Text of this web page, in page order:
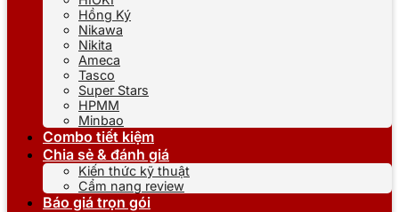
Hồng Ký
Nikawa
Nikita
Ameca
Tasco
Super Stars
HPMM
Minbao
Combo tiết kiệm
Chia sẻ & đánh giá
Kiến thức kỹ thuật
Cẩm nang review
Báo giá trọn gói